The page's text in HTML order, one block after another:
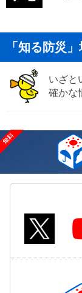
「知る防災
いざと
確かな